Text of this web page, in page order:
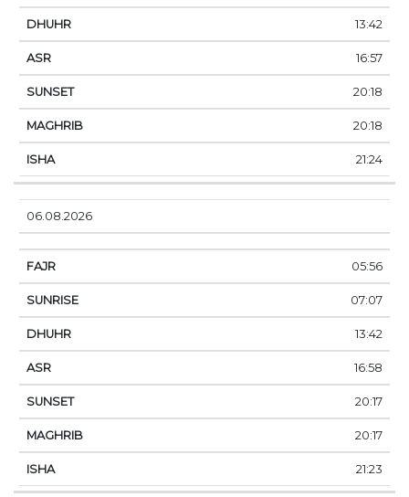
13:42
16:57
20:18
20:18
21:24
06.08.2026
05:56
07:07
13:42
16:58
20:17
20:17
21:23